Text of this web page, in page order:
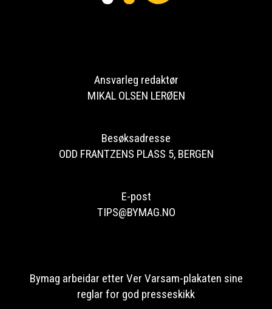
Ansvarleg redaktør
MIKAL OLSEN LERØEN
Besøksadresse
ODD FRANTZENS PLASS 5, BERGEN
E-post
TIPS@BYMAG.NO
Bymag arbeidar etter Ver Varsam-plakaten sine
reglar for god presseskikk